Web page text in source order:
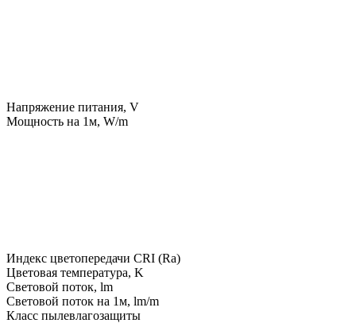
Напряжение питания, V
Мощность на 1м, W/m
Индекс цветопередачи CRI (Ra)
Цветовая температура, K
Световой поток, lm
Световой поток на 1м, lm/m
Класс пылевлагозащиты